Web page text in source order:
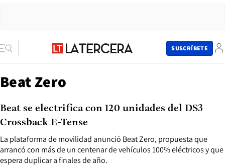
SUSCRÍBETE
Beat Zero
La plataforma de movilidad anunció Beat Zero, propuesta que
arrancó con más de un centenar de vehículos 100% eléctricos y que
espera duplicar a finales de año.
Beat se electrifica con 120 unidades del DS3
Crossback E-Tense